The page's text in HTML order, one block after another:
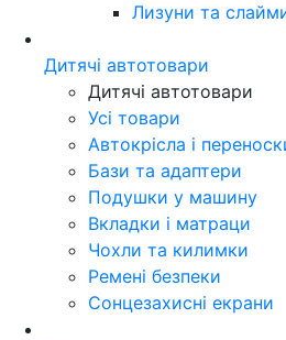
Лизуни та
Дитячі автотовари
Дитячі автотовари
Усі товари
Автокрісла і
Бази та адаптери
Подушки у машину
Вкладки і матраци
Чохли та килимки
Ремені безпеки
Сонцезахисні екрани